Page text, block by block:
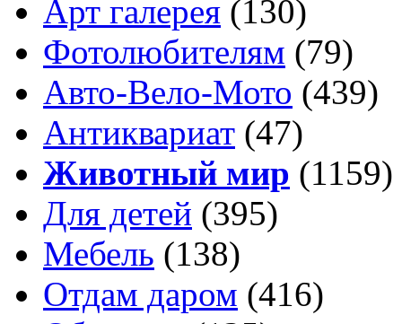
Арт галерея (130)
Фотолюбителям (79)
Авто-Вело-Мото (439)
Антиквариат (47)
Животный мир (1159)
Для детей (395)
Мебель (138)
Отдам даром (416)